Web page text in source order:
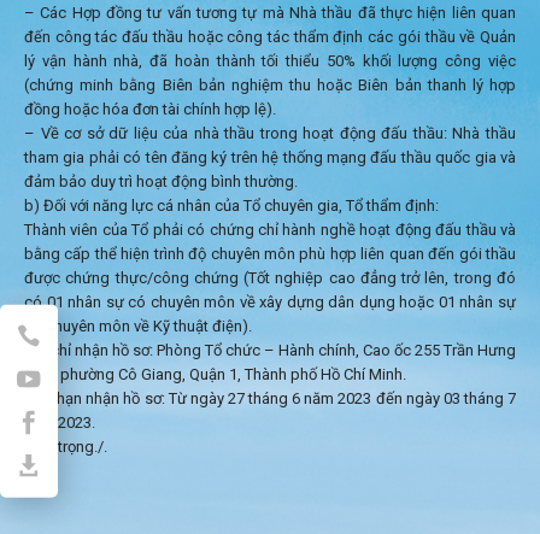
– Các Hợp đồng tư vấn tương tự mà Nhà thầu đã thực hiện liên quan
đến công tác đấu thầu hoặc công tác thẩm định các gói thầu về Quản
lý vận hành nhà, đã hoàn thành tối thiểu 50% khối lượng công việc
(chứng minh bằng Biên bản nghiệm thu hoặc Biên bản thanh lý hợp
đồng hoặc hóa đơn tài chính hợp lệ).
– Về cơ sở dữ liệu của nhà thầu trong hoạt động đấu thầu: Nhà thầu
tham gia phải có tên đăng ký trên hệ thống mạng đấu thầu quốc gia và
đảm bảo duy trì hoạt động bình thường.
b) Đối với năng lực cá nhân của Tổ chuyên gia, Tổ thẩm định:
Thành viên của Tổ phải có chứng chỉ hành nghề hoạt động đấu thầu và
bằng cấp thể hiện trình độ chuyên môn phù hợp liên quan đến gói thầu
được chứng thực/công chứng (Tốt nghiệp cao đẳng trở lên, trong đó
có 01 nhân sự có chuyên môn về xây dựng dân dụng hoặc 01 nhân sự
có chuyên môn về Kỹ thuật điện).
Địa chỉ nhận hồ sơ: Phòng Tổ chức – Hành chính, Cao ốc 255 Trần Hưng
Đạo, phường Cô Giang, Quận 1, Thành phố Hồ Chí Minh.
Thời hạn nhận hồ sơ: Từ ngày 27 tháng 6 năm 2023 đến ngày 03 tháng 7
năm 2023.
Trân trọng./.